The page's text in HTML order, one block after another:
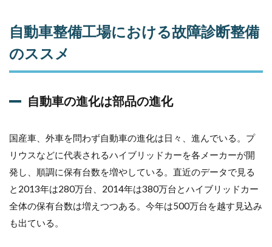
車
整
備
工
場
け
障
診
整
備
ス
ス
自動車整備工場における故障診断整備
のススメ
自動車の進化は部品の進化
国産車、外車を問わず自動車の進化は日々、進んでいる。プ
リウスなどに代表されるハイブリッドカーを各メーカーが開
発し、順調に保有台数を増やしている。直近のデータで見る
と2013年は280万台、2014年は380万台とハイブリッドカー
全体の保有台数は増えつつある。今年は500万台を越す見込み
も出ている。